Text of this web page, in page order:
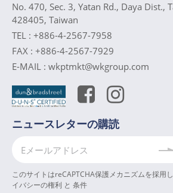
No. 470, Sec. 3, Yatan Rd., Daya Dist.,
428405, Taiwan
TEL : +886-4-2567-7958
FAX : +886-4-2567-7929
E-MAIL : wkptmkt@wkgroup.com
ニュースレターの購読
このサイトはreCAPTCHA保護メカニズムを採用
イバシーの権利 と 条件